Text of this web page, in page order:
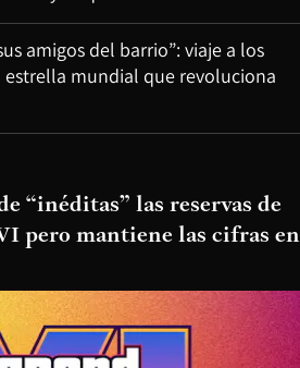
amigos del barrio”: viaje a los
estrella mundial que revoluciona
“inéditas” las reservas de
pero mantiene las cifras en